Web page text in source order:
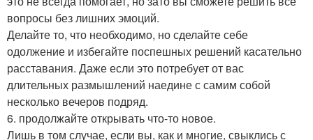
вопросы без лишних эмоций.
Делайте то, что необходимо, но сделайте себе
одолжение и избегайте поспешных решений касательно
расставания. Даже если это потребует от вас
длительных размышлений наедине с самим собой
несколько вечеров подряд.
6. продолжайте открывать что-то новое.
Лишь в том случае, если вы, как и многие, свыклись с